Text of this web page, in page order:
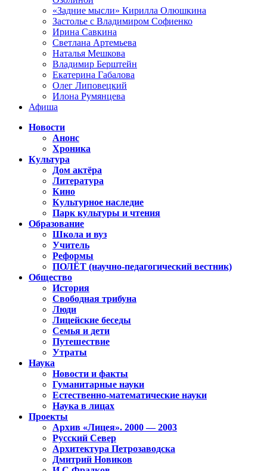
«Задние мысли» Кирилла Олюшкина
Застолье с Владимиром Софиенко
Ирина Савкина
Светлана Артемьева
Наталья Мешкова
Владимир Берштейн
Екатерина Габалова
Олег Липовецкий
Илона Румянцева
Афиша
Новости
Анонс
Хроника
Культура
Дом актёра
Литература
Кино
Культурное наследие
Парк культуры и чтения
Образование
Школа и вуз
Учитель
Реформы
ПОЛЁТ (научно-педагогический вестник)
Общество
История
Свободная трибуна
Люди
Лицейские беседы
Семья и дети
Путешествие
Утраты
Наука
Новости и факты
Гуманитарные науки
Естественно-математические науки
Наука в лицах
Проекты
Архив «Лицея». 2000 — 2003
Русский Север
Архитектура Петрозаводска
Дмитрий Новиков